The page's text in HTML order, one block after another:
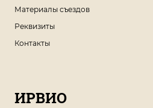
Материалы съездов
Реквизиты
Контакты
ИРВИО